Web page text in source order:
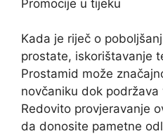
Promocije u tijeku
Kada je riječ o
prostate, iskorištavanje
Prostamid može
novčaniku dok
Redovito provjeravanje
da donosite pametne